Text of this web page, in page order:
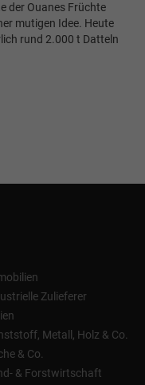
der Ouanes Früchte
mutigen Idee. Heute
rund 2.000 t Datteln
Zulieferer
Metall, Holz & Co.
& Co.
& Forstwirtschaft